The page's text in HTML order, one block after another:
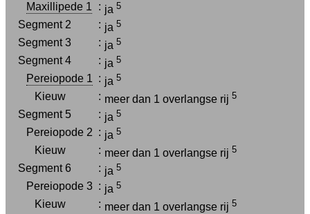
Maxillipede 1 : ja 5
Segment 2 : ja 5
Segment 3 : ja 5
Segment 4 : ja 5
Pereiopode 1 : ja 5
Kieuw : meer dan 1 overlangse rij 5
Segment 5 : ja 5
Pereiopode 2 : ja 5
Kieuw : meer dan 1 overlangse rij 5
Segment 6 : ja 5
Pereiopode 3 : ja 5
Kieuw : meer dan 1 overlangse rij 5